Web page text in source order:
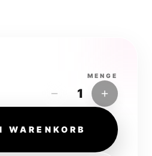
MENGE
1
WARENKORB